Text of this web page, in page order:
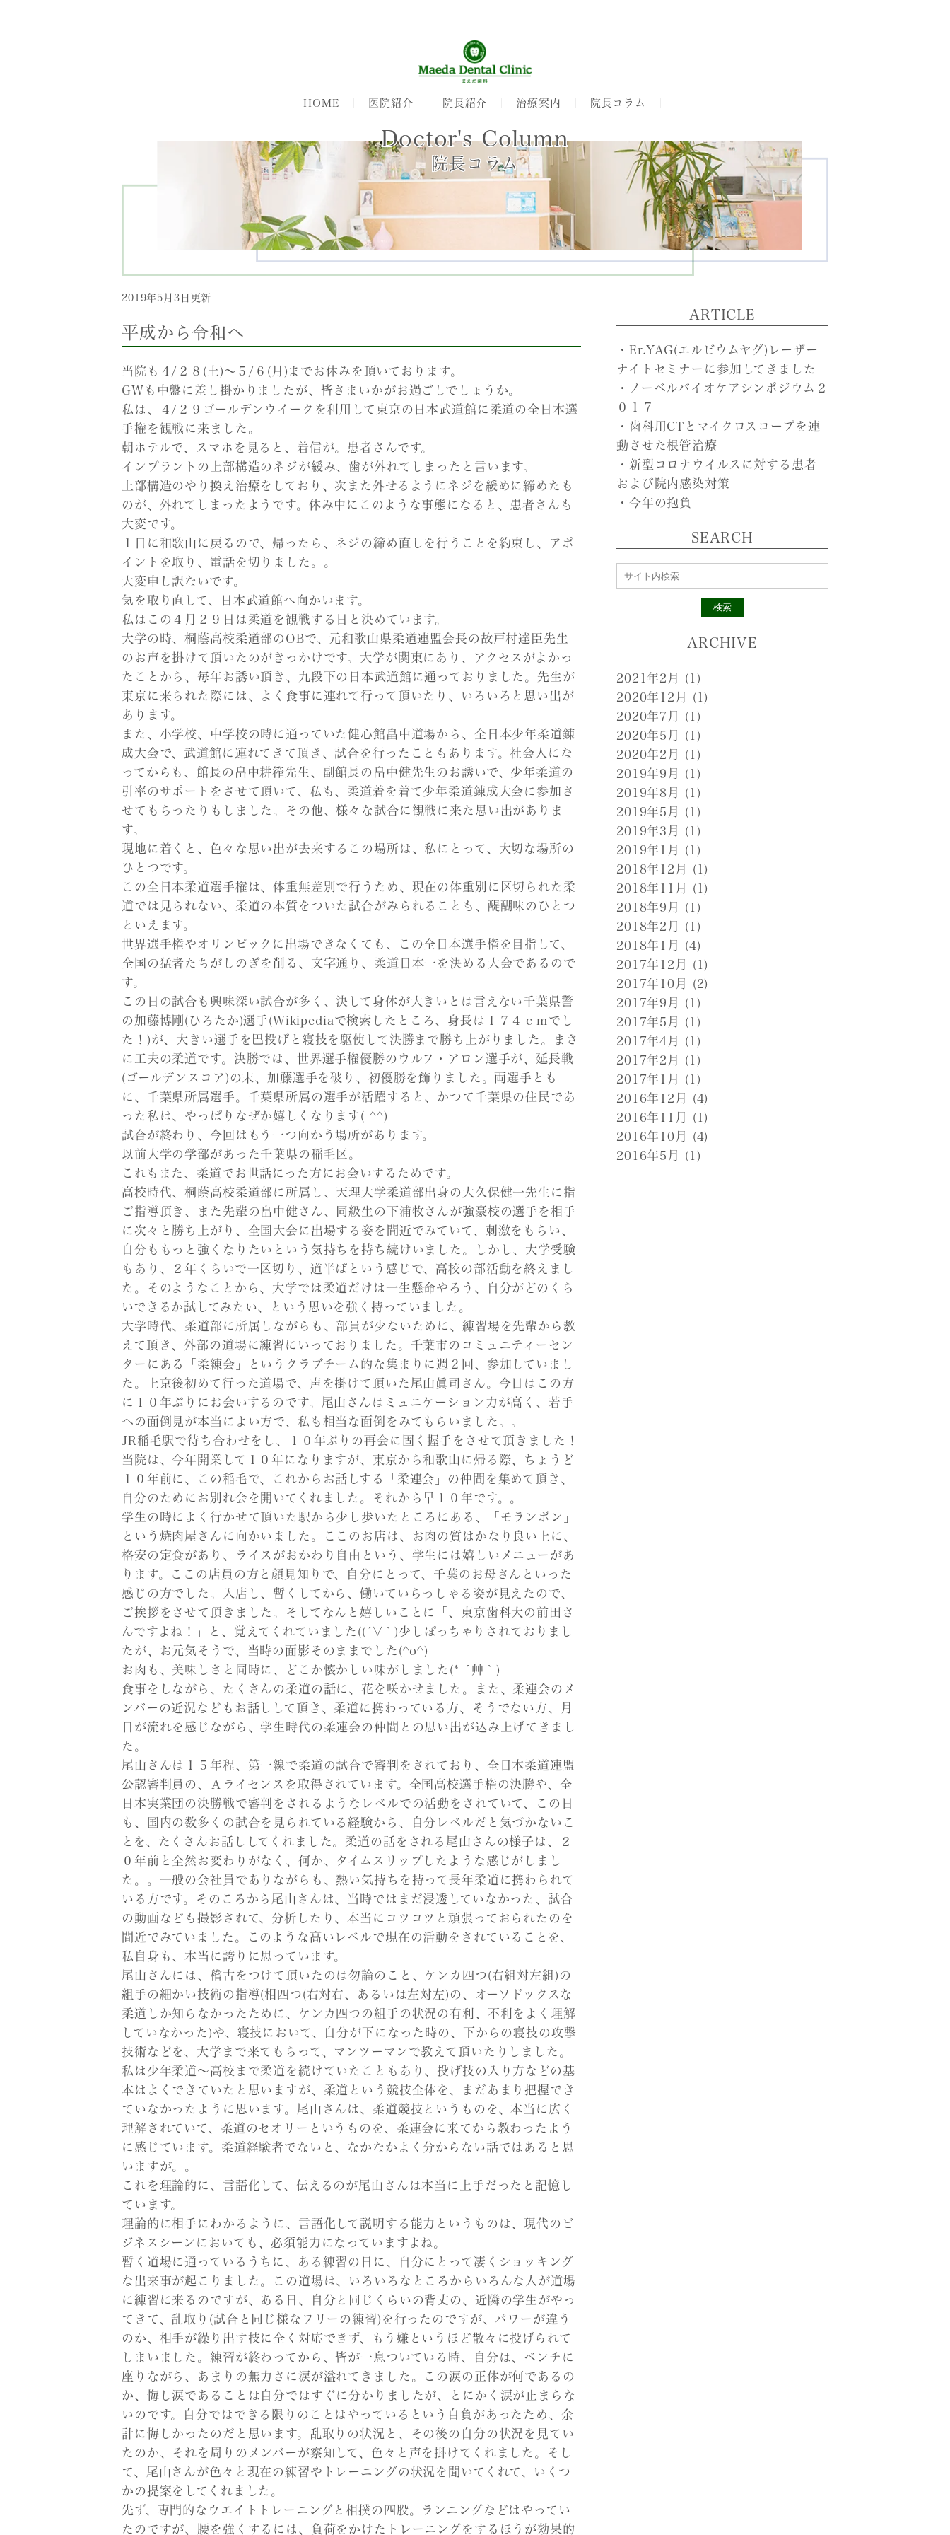
HOME 医院紹介 院長紹介 治療案内 院長コラム
Doctor's Column
院長コラム
2019年5月3日更新
平成から令和へ
当院も４/２８(土)～５/６(月)までお休みを頂いております。
GWも中盤に差し掛かりましたが、皆さまいかがお過ごしでしょうか。
私は、４/２９ゴールデンウイークを利用して東京の日本武道館に柔道の全日本選
手権を観戦に来ました。
朝ホテルで、スマホを見ると、着信が。患者さんです。
インプラントの上部構造のネジが緩み、歯が外れてしまったと言います。
上部構造のやり換え治療をしており、次また外せるようにネジを緩めに締めたも
のが、外れてしまったようです。休み中にこのような事態になると、患者さんも
大変です。
１日に和歌山に戻るので、帰ったら、ネジの締め直しを行うことを約束し、アポ
イントを取り、電話を切りました。。
大変申し訳ないです。
気を取り直して、日本武道館へ向かいます。
私はこの４月２９日は柔道を観戦する日と決めています。
大学の時、桐蔭高校柔道部のOBで、元和歌山県柔道連盟会長の故戸村達臣先生
のお声を掛けて頂いたのがきっかけです。大学が関東にあり、アクセスがよかっ
たことから、毎年お誘い頂き、九段下の日本武道館に通っておりました。先生が
東京に来られた際には、よく食事に連れて行って頂いたり、いろいろと思い出が
あります。
また、小学校、中学校の時に通っていた健心館畠中道場から、全日本少年柔道錬
成大会で、武道館に連れてきて頂き、試合を行ったこともあります。社会人にな
ってからも、館長の畠中耕筰先生、副館長の畠中健先生のお誘いで、少年柔道の
引率のサポートをさせて頂いて、私も、柔道着を着て少年柔道錬成大会に参加さ
せてもらったりもしました。その他、様々な試合に観戦に来た思い出がありま
す。
現地に着くと、色々な思い出が去来するこの場所は、私にとって、大切な場所の
ひとつです。
この全日本柔道選手権は、体重無差別で行うため、現在の体重別に区切られた柔
道では見られない、柔道の本質をついた試合がみられることも、醍醐味のひとつ
といえます。
世界選手権やオリンピックに出場できなくても、この全日本選手権を目指して、
全国の猛者たちがしのぎを削る、文字通り、柔道日本一を決める大会であるので
す。
この日の試合も興味深い試合が多く、決して身体が大きいとは言えない千葉県警
の加藤博剛(ひろたか)選手(Wikipediaで検索したところ、身長は１７４ｃｍでし
た！)が、大きい選手を巴投げと寝技を駆使して決勝まで勝ち上がりました。まさ
に工夫の柔道です。決勝では、世界選手権優勝のウルフ・アロン選手が、延長戦
(ゴールデンスコア)の末、加藤選手を破り、初優勝を飾りました。両選手とも
に、千葉県所属選手。千葉県所属の選手が活躍すると、かつて千葉県の住民であ
った私は、やっぱりなぜか嬉しくなります( ^^)
試合が終わり、今回はもう一つ向かう場所があります。
以前大学の学部があった千葉県の稲毛区。
これもまた、柔道でお世話にった方にお会いするためです。
高校時代、桐蔭高校柔道部に所属し、天理大学柔道部出身の大久保健一先生に指
ご指導頂き、また先輩の畠中健さん、同級生の下浦牧さんが強豪校の選手を相手
に次々と勝ち上がり、全国大会に出場する姿を間近でみていて、刺激をもらい、
自分ももっと強くなりたいという気持ちを持ち続けいました。しかし、大学受験
もあり、２年くらいで一区切り、道半ばという感じで、高校の部活動を終えまし
た。そのようなことから、大学では柔道だけは一生懸命やろう、自分がどのくら
いできるか試してみたい、という思いを強く持っていました。
大学時代、柔道部に所属しながらも、部員が少ないために、練習場を先輩から教
えて頂き、外部の道場に練習にいっておりました。千葉市のコミュニティーセン
ターにある「柔練会」というクラブチーム的な集まりに週２回、参加していまし
た。上京後初めて行った道場で、声を掛けて頂いた尾山眞司さん。今日はこの方
に１０年ぶりにお会いするのです。尾山さんはミュニケーション力が高く、若手
への面倒見が本当によい方で、私も相当な面倒をみてもらいました。。
JR稲毛駅で待ち合わせをし、１０年ぶりの再会に固く握手をさせて頂きました！
当院は、今年開業して１０年になりますが、東京から和歌山に帰る際、ちょうど
１０年前に、この稲毛で、これからお話しする「柔連会」の仲間を集めて頂き、
自分のためにお別れ会を開いてくれました。それから早１０年です。。
学生の時によく行かせて頂いた駅から少し歩いたところにある、「モランボン」
という焼肉屋さんに向かいました。ここのお店は、お肉の質はかなり良い上に、
格安の定食があり、ライスがおかわり自由という、学生には嬉しいメニューがあ
ります。ここの店員の方と顔見知りで、自分にとって、千葉のお母さんといった
感じの方でした。入店し、暫くしてから、働いていらっしゃる姿が見えたので、
ご挨拶をさせて頂きました。そしてなんと嬉しいことに「、東京歯科大の前田さ
んですよね！」と、覚えてくれていました((´∀｀)少しぽっちゃりされておりまし
たが、お元気そうで、当時の面影そのままでした(^o^)
お肉も、美味しさと同時に、どこか懐かしい味がしました(* ´艸｀)
食事をしながら、たくさんの柔道の話に、花を咲かせました。また、柔連会のメ
ンバーの近況などもお話しして頂き、柔道に携わっている方、そうでない方、月
日が流れを感じながら、学生時代の柔連会の仲間との思い出が込み上げてきまし
た。
尾山さんは１５年程、第一線で柔道の試合で審判をされており、全日本柔道連盟
公認審判員の、Ａライセンスを取得されています。全国高校選手権の決勝や、全
日本実業団の決勝戦で審判をされるようなレベルでの活動をされていて、この日
も、国内の数多くの試合を見られている経験から、自分レベルだと気づかないこ
とを、たくさんお話ししてくれました。柔道の話をされる尾山さんの様子は、２
０年前と全然お変わりがなく、何か、タイムスリップしたような感じがしまし
た。。一般の会社員でありながらも、熱い気持ちを持って長年柔道に携わられて
いる方です。そのころから尾山さんは、当時ではまだ浸透していなかった、試合
の動画なども撮影されて、分析したり、本当にコツコツと頑張っておられたのを
間近でみていました。このような高いレベルで現在の活動をされていることを、
私自身も、本当に誇りに思っています。
尾山さんには、稽古をつけて頂いたのは勿論のこと、ケンカ四つ(右組対左組)の
組手の細かい技術の指導(相四つ(右対右、あるいは左対左)の、オーソドックスな
柔道しか知らなかったために、ケンカ四つの組手の状況の有利、不利をよく理解
していなかった)や、寝技において、自分が下になった時の、下からの寝技の攻撃
技術などを、大学まで来てもらって、マンツーマンで教えて頂いたりしました。
私は少年柔道～高校まで柔道を続けていたこともあり、投げ技の入り方などの基
本はよくできていたと思いますが、柔道という競技全体を、まだあまり把握でき
ていなかったように思います。尾山さんは、柔道競技というものを、本当に広く
理解されていて、柔道のセオリーというものを、柔連会に来てから教わったよう
に感じています。柔道経験者でないと、なかなかよく分からない話ではあると思
いますが。。
これを理論的に、言語化して、伝えるのが尾山さんは本当に上手だったと記憶し
ています。
理論的に相手にわかるように、言語化して説明する能力というものは、現代のビ
ジネスシーンにおいても、必須能力になっていますよね。
暫く道場に通っているうちに、ある練習の日に、自分にとって凄くショッキング
な出来事が起こりました。この道場は、いろいろなところからいろんな人が道場
に練習に来るのですが、ある日、自分と同じくらいの背丈の、近隣の学生がやっ
てきて、乱取り(試合と同じ様なフリーの練習)を行ったのですが、パワーが違う
のか、相手が繰り出す技に全く対応できず、もう嫌というほど散々に投げられて
しまいました。練習が終わってから、皆が一息ついている時、自分は、ベンチに
座りながら、あまりの無力さに涙が溢れてきました。この涙の正体が何であるの
か、悔し涙であることは自分ではすぐに分かりましたが、とにかく涙が止まらな
いのです。自分ではできる限りのことはやっているという自負があったため、余
計に悔しかったのだと思います。乱取りの状況と、その後の自分の状況を見てい
たのか、それを周りのメンバーが察知して、色々と声を掛けてくれました。そし
て、尾山さんが色々と現在の練習やトレーニングの状況を聞いてくれて、いくつ
かの提案をしてくれました。
先ず、専門的なウエイトトレーニングと相撲の四股。ランニングなどはやってい
たのですが、腰を強くするには、負荷をかけたトレーニングをするほうが効果的
ARTICLE
・Er.YAG(エルビウムヤグ)レーザー
ナイトセミナーに参加してきました
・ノーベルバイオケアシンポジウム２
０１７
・歯科用CTとマイクロスコープを連
動させた根管治療
・新型コロナウイルスに対する患者
および院内感染対策
・今年の抱負
SEARCH
検索
ARCHIVE
2021年2月 (1)
2020年12月 (1)
2020年7月 (1)
2020年5月 (1)
2020年2月 (1)
2019年9月 (1)
2019年8月 (1)
2019年5月 (1)
2019年3月 (1)
2019年1月 (1)
2018年12月 (1)
2018年11月 (1)
2018年9月 (1)
2018年2月 (1)
2018年1月 (4)
2017年12月 (1)
2017年10月 (2)
2017年9月 (1)
2017年5月 (1)
2017年4月 (1)
2017年2月 (1)
2017年1月 (1)
2016年12月 (4)
2016年11月 (1)
2016年10月 (4)
2016年5月 (1)